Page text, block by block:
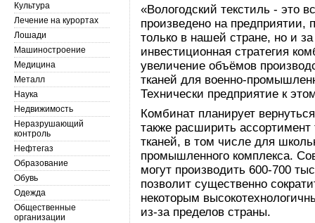
«Вологодский текстиль - это
произведено на предприятии,
только в нашей стране, но и
инвестиционная стратегия
увеличение объёмов
тканей для военно-
Технически предприятие к
Комбинат планирует
также расширить
тканей, в том числе для
промышленного комплекса.
могут производить 600-700
позволит существенно
некоторым
из-за пределов страны.
Культура
Лечение на курортах
Лошади
Машиностроение
Медицина
Металл
Наука
Недвижимость
Неразрушающий
контроль
Нефтегаз
Образование
Обувь
Одежда
Общественные
организации